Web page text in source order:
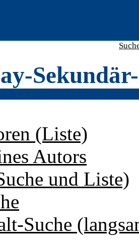
(Liste)
Autors
und Liste)
Suche